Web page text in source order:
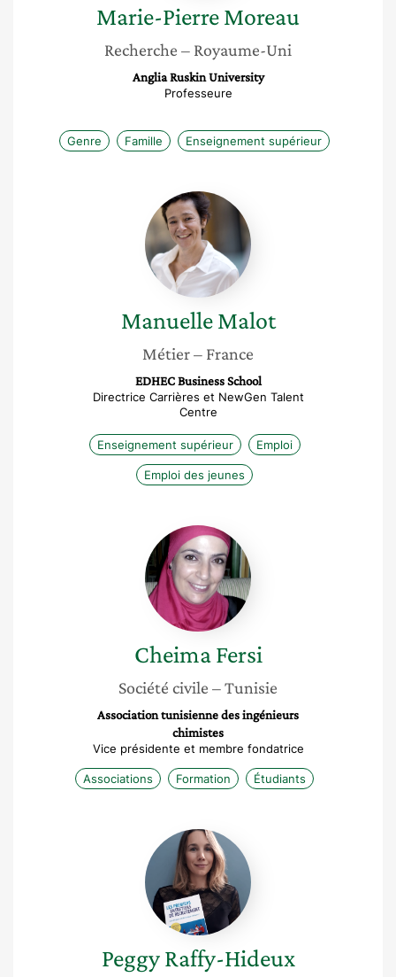
Marie-PierreMoreau
Recherche – Royaume-Uni
Anglia Ruskin University
Professeure
Genre Famille Enseignement supérieur
Manuelle
Malot
Manuelle Malot
Métier– France
EDHEC Business School
Directrice Carrières et NewGen Talent
Centre
Enseignement supérieur Emploi
Emploi des jeunes
Cheima
Fersi
Cheima Fersi
Société civile – Tunisie
Association tunisienne des ingénieurs
chimistes
Vice présidente et membre fondatrice
Associations Formation Étudiants
Peggy
Raffy-
Hideux
Peggy Raffy-Hideux